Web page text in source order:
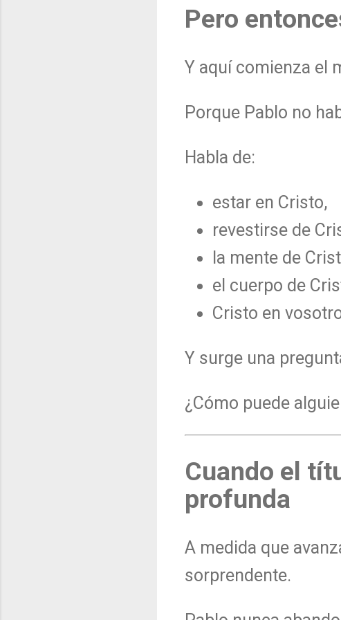
Pero
Y aquí comienza el
Porque Pablo no
Habla de:
estar en Cristo,
revestirse de
la mente de
el cuerpo de
Cristo en
Y surge una
¿Cómo puede
Cuando el
profunda
A medida que
sorprendente.